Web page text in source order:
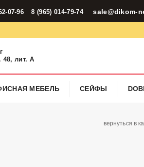
07-96 8 (965) 014-79-74 sale@dikom-
48, лит. А
МЕБЕЛЬ СЕЙФЫ
вернуться в